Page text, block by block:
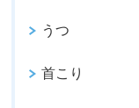
うつ
首こり